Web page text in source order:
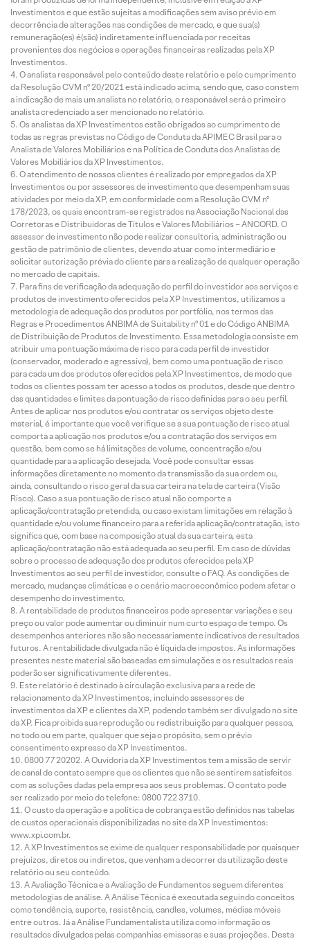
Investimentos e que estão sujeitas a modificações sem aviso prévio em
decorrência de alterações nas condições de mercado, e que sua(s)
remuneração(es) é(são) indiretamente influenciada por receitas
provenientes dos negócios e operações financeiras realizadas pela XP
Investimentos.
O analista responsável pelo conteúdo deste relatório e pelo cumprimento
da Resolução CVM nº 20/2021 está indicado acima, sendo que, caso constem
a indicação de mais um analista no relatório, o responsável será o primeiro
analista credenciado a ser mencionado no relatório.
Os analistas da XP Investimentos estão obrigados ao cumprimento de
todas as regras previstas no Código de Conduta da APIMEC Brasil para o
Analista de Valores Mobiliários e na Política de Conduta dos Analistas de
Valores Mobiliários da XP Investimentos.
O atendimento de nossos clientes é realizado por empregados da XP
Investimentos ou por assessores de investimento que desempenham suas
atividades por meio da XP, em conformidade com a Resolução CVM nº
178/2023, os quais encontram-se registrados na Associação Nacional das
Corretoras e Distribuidoras de Títulos e Valores Mobiliários – ANCORD. O
assessor de investimento não pode realizar consultoria, administração ou
gestão de patrimônio de clientes, devendo atuar como intermediário e
solicitar autorização prévia do cliente para a realização de qualquer operação
no mercado de capitais.
Para fins de verificação da adequação do perfil do investidor aos serviços e
produtos de investimento oferecidos pela XP Investimentos, utilizamos a
metodologia de adequação dos produtos por portfólio, nos termos das
Regras e Procedimentos ANBIMA de Suitability nº 01 e do Código ANBIMA
de Distribuição de Produtos de Investimento. Essa metodologia consiste em
atribuir uma pontuação máxima de risco para cada perfil de investidor
(conservador, moderado e agressivo), bem como uma pontuação de risco
para cada um dos produtos oferecidos pela XP Investimentos, de modo que
todos os clientes possam ter acesso a todos os produtos, desde que dentro
das quantidades e limites da pontuação de risco definidas para o seu perfil.
Antes de aplicar nos produtos e/ou contratar os serviços objeto deste
material, é importante que você verifique se a sua pontuação de risco atual
comporta a aplicação nos produtos e/ou a contratação dos serviços em
questão, bem como se há limitações de volume, concentração e/ou
quantidade para a aplicação desejada. Você pode consultar essas
informações diretamente no momento da transmissão da sua ordem ou,
ainda, consultando o risco geral da sua carteira na tela de carteira (Visão
Risco). Caso a sua pontuação de risco atual não comporte a
aplicação/contratação pretendida, ou caso existam limitações em relação à
quantidade e/ou volume financeiro para a referida aplicação/contratação, isto
significa que, com base na composição atual da sua carteira, esta
aplicação/contratação não está adequada ao seu perfil. Em caso de dúvidas
sobre o processo de adequação dos produtos oferecidos pela XP
Investimentos ao seu perfil de investidor, consulte o FAQ. As condições de
mercado, mudanças climáticas e o cenário macroeconômico podem afetar o
desempenho do investimento.
A rentabilidade de produtos financeiros pode apresentar variações e seu
preço ou valor pode aumentar ou diminuir num curto espaço de tempo. Os
desempenhos anteriores não são necessariamente indicativos de resultados
futuros. A rentabilidade divulgada não é líquida de impostos. As informações
presentes neste material são baseadas em simulações e os resultados reais
poderão ser significativamente diferentes.
Este relatório é destinado à circulação exclusiva para a rede de
relacionamento da XP Investimentos, incluindo assessores de
investimentos da XP e clientes da XP, podendo também ser divulgado no site
da XP. Fica proibida sua reprodução ou redistribuição para qualquer pessoa,
no todo ou em parte, qualquer que seja o propósito, sem o prévio
consentimento expresso da XP Investimentos.
0800 77 20202. A Ouvidoria da XP Investimentos tem a missão de servir
de canal de contato sempre que os clientes que não se sentirem satisfeitos
com as soluções dadas pela empresa aos seus problemas. O contato pode
ser realizado por meio do telefone: 0800 722 3710.
O custo da operação e a política de cobrança estão definidos nas tabelas
de custos operacionais disponibilizadas no site da XP Investimentos:
www.xpi.com.br.
A XP Investimentos se exime de qualquer responsabilidade por quaisquer
prejuízos, diretos ou indiretos, que venham a decorrer da utilização deste
relatório ou seu conteúdo.
A Avaliação Técnica e a Avaliação de Fundamentos seguem diferentes
metodologias de análise. A Análise Técnica é executada seguindo conceitos
como tendência, suporte, resistência, candles, volumes, médias móveis
entre outros. Já a Análise Fundamentalista utiliza como informação os
resultados divulgados pelas companhias emissoras e suas projeções. Desta